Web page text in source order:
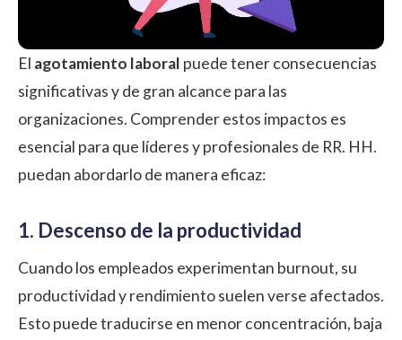
El agotamiento laboral puede tener consecuencias
significativas y de gran alcance para las
organizaciones. Comprender estos impactos es
esencial para que líderes y profesionales de RR. HH.
puedan abordarlo de manera eficaz:
1. Descenso de la productividad
Cuando los empleados experimentan burnout, su
productividad y rendimiento suelen verse afectados.
Esto puede traducirse en menor concentración, baja